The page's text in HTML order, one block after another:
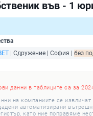
във - 1
| Сдружение | София | без
данни в таблиците са за
на компаниите се
автоматизирани
като ние поправяме